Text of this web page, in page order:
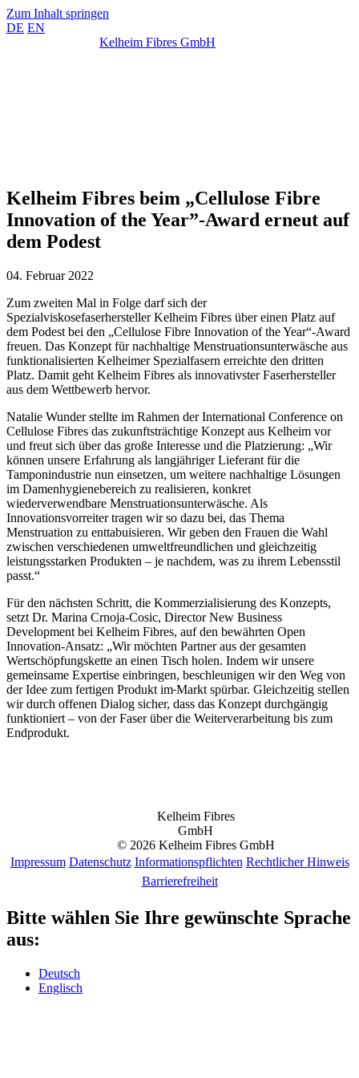
Zum Inhalt springen
DE EN
Kelheim Fibres GmbH
Kelheim Fibres beim „Cellulose Fibre
Innovation of the Year”-Award erneut auf
dem Podest
04. Februar 2022
Zum zweiten Mal in Folge darf sich der
Spezialviskosefaserhersteller Kelheim Fibres über einen Platz auf
dem Podest bei den „Cellulose Fibre Innovation of the Year“-Award
freuen. Das Konzept für nachhaltige Menstruationsunterwäsche aus
funktionalisierten Kelheimer Spezialfasern erreichte den dritten
Platz. Damit geht Kelheim Fibres als innovativster Faserhersteller
aus dem Wettbewerb hervor.
Natalie Wunder stellte im Rahmen der International Conference on
Cellulose Fibres das zukunftsträchtige Konzept aus Kelheim vor
und freut sich über das große Interesse und die Platzierung: „Wir
können unsere Erfahrung als langjähriger Lieferant für die
Tamponindustrie nun einsetzen, um weitere nachhaltige Lösungen
im Damenhygienebereich zu realisieren, konkret
wiederverwendbare Menstruationsunterwäsche. Als
Innovationsvorreiter tragen wir so dazu bei, das Thema
Menstruation zu enttabuisieren. Wir geben den Frauen die Wahl
zwischen verschiedenen umweltfreundlichen und gleichzeitig
leistungsstarken Produkten – je nachdem, was zu ihrem Lebensstil
passt.“
Für den nächsten Schritt, die Kommerzialisierung des Konzepts,
setzt Dr. Marina Crnoja-Cosic, Director New Business
Development bei Kelheim Fibres, auf den bewährten Open
Innovation-Ansatz: „Wir möchten Partner aus der gesamten
Wertschöpfungskette an einen Tisch holen. Indem wir unsere
gemeinsame Expertise einbringen, beschleunigen wir den Weg von
der Idee zum fertigen Produkt im Markt spürbar. Gleichzeitig stellen
wir durch offenen Dialog sicher, dass das Konzept durchgängig
funktioniert – von der Faser über die Weiterverarbeitung bis zum
Endprodukt.
Kelheim Fibres
GmbH
© 2026 Kelheim Fibres GmbH
Impressum Datenschutz Informationspflichten Rechtlicher Hinweis
Barrierefreiheit
Bitte wählen Sie Ihre gewünschte Sprache
aus:
Deutsch
Englisch